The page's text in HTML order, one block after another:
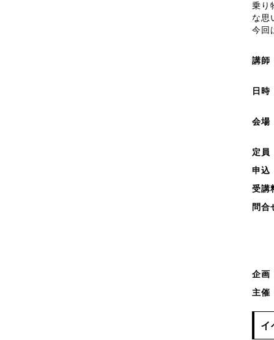
乗り
な思
今回
講師
日時
会場
定員
申込
受講
問合
企画
主催
イ